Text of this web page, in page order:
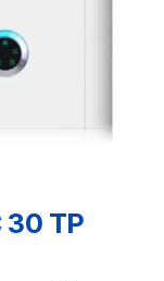
30 TP